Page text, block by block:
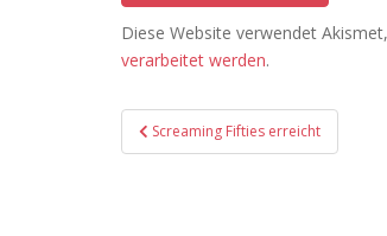
Diese Website verwendet
verarbeitet werden.
Beitragsnavigation
Screaming Fifties erreicht